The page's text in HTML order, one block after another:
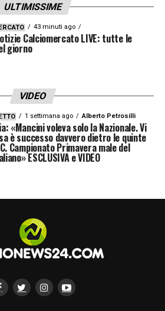
ULTIMISSIME
43 minuti ago
Calciomercato LIVE: tutte le
giorno
VIDEO
1 settimana ago Alberto Petrosilli
«Mancini voleva solo la Nazionale. Vi
è successo davvero dietro le quinte
Campionato Primavera male del
ESCLUSIVA e VIDEO